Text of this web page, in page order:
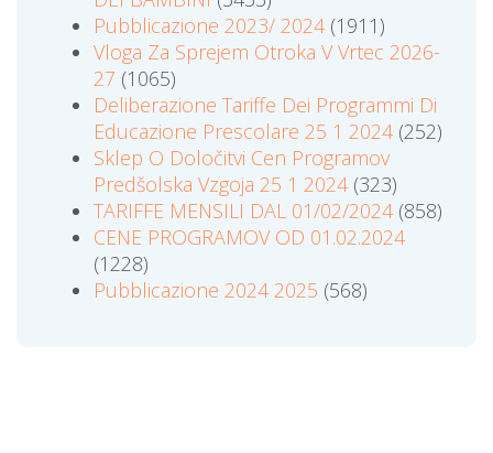
Pubblicazione 2023/ 2024(1911)
Vloga Za Sprejem Otroka V Vrtec 2026-
27 (1065)
Deliberazione Tariffe Dei Programmi Di
Educazione Prescolare 25 1 2024(252)
Sklep O Določitvi Cen Programov
Predšolska Vzgoja 25 1 2024(323)
TARIFFE MENSILI DAL 01/02/2024(858)
CENE PROGRAMOV OD 01.02.2024
(1228)
Pubblicazione 2024 2025 (568)